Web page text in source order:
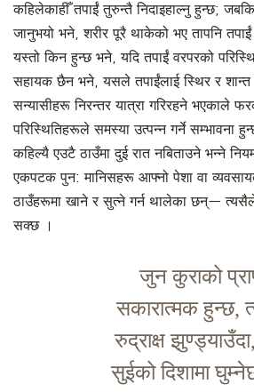
कहिलेकाहीँ तपाईं तुरुन्तै निदाइहाल्नु हुन्छ;
जानुभयो भने, शरीर पूरै थाकेको भए तापनि
यस्तो किन हुन्छ भने, यदि तपाईं वरपरको
सहायक छैन भने, यसले तपाईंलाई स्थिर र
सन्यासीहरू निरन्तर यात्रा गरिरहने भएकाले
परिस्थितिहरूले समस्या उत्पन्न गर्ने सम्भावना
कहिल्यै एउटै ठाउँमा दुई रात नबिताउने भन्ने
एकपटक पुन: मानिसहरू आफ्नो पेशा वा
ठाउँहरूमा खाने र सुत्ने गर्न थालेका छन्—
सक्छ ।
जुन कुराको
सकारात्मक हुन्छ,
रुद्राक्ष
सुईको दिशामा